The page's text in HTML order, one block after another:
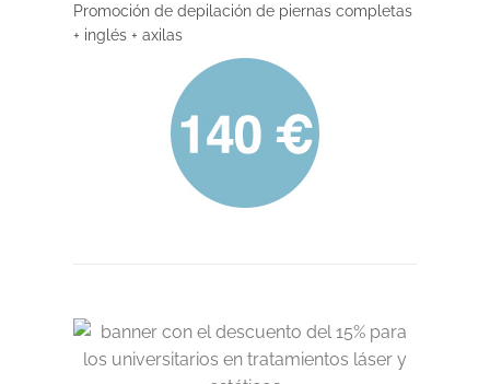
Promoción de depilación de piernas completas
+ inglés + axilas